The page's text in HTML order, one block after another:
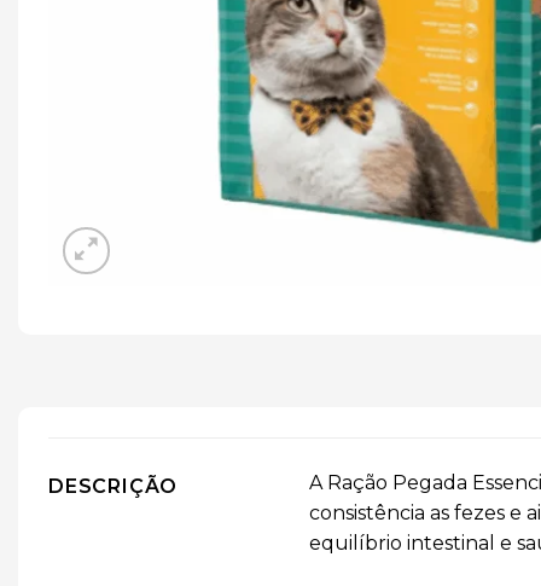
DESCRIÇÃO
A Ração Pegada
consistência as fezes e
equilíbrio intestinal e